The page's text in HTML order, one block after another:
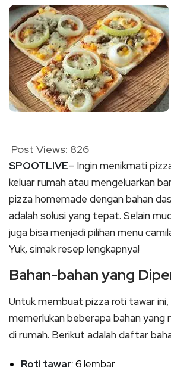
Post Views: 826
SPOOTLIVE– Ingin menikmati
keluar rumah atau mengeluarkan
pizza homemade dengan bahan
adalah solusi yang tepat. Selain
juga bisa menjadi pilihan menu
Yuk, simak resep lengkapnya!
Bahan-bahan yang
Untuk membuat pizza roti tawar ini,
memerlukan beberapa bahan yang
di rumah. Berikut adalah daftar
Roti tawar: 6 lembar